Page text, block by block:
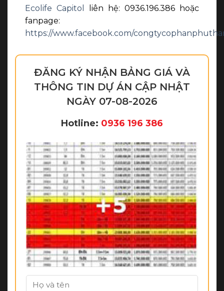
Ecolife Capitol
liên hệ: 0936.196.386 hoặc
fanpage:
https://www.facebook.com/
ĐĂNG KÝ NHẬN BẢNG GIÁ VÀ
THÔNG TIN DỰ ÁN CẬP NHẬT
NGÀY 07-08-2026
Hotline: 0936 196 386